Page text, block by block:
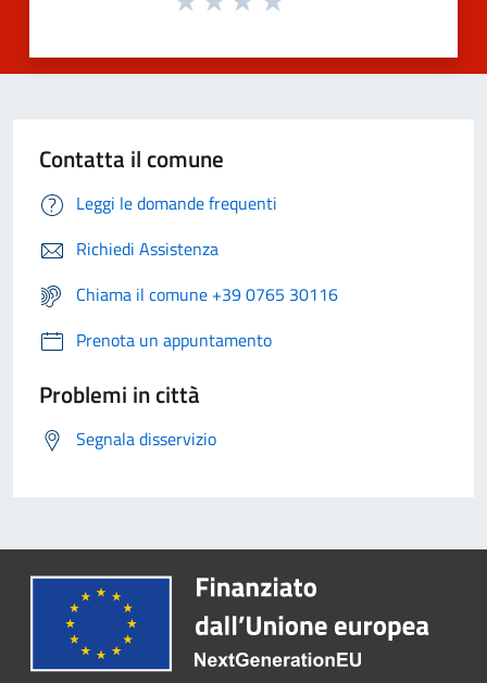
Contatta il comune
Leggi le domande frequenti
Richiedi Assistenza
Chiama il comune +39 0765 30116
Prenota un appuntamento
Problemi in città
Segnala disservizio